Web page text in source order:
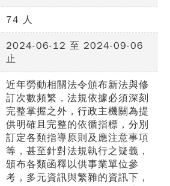
74 人
2024-06-12 至 2024-09-06
止
近年勞動相關法令頒布新法與修
訂次數頻繁，法規依據必須深刻
完整掌握之外，行政主機關為提
供明確且完整的依循指標，分別
訂定各類指導原則及應注意事項
等，甚至針對法規執行之疑義，
頒布各類函釋以供事業單位參
考，多元資訊與繁雜的資訊下，